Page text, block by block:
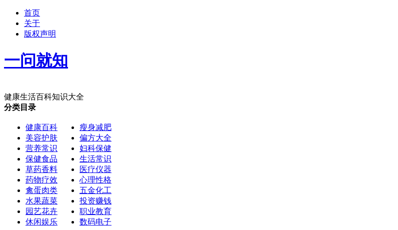
首页
关于
版权声明
一问就知
健康生活百科知识大全
分类目录
健康百科
美容护肤
营养常识
保健食品
草药香料
药物疗效
禽蛋肉类
水果蔬菜
园艺花卉
休闲娱乐
瘦身减肥
偏方大全
妇科保健
生活常识
医疗仪器
心理性格
五金化工
投资赚钱
职业教育
数码电子